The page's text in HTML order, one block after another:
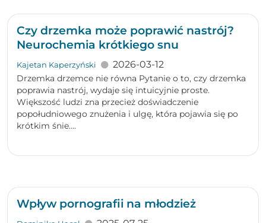
Czy drzemka może poprawić nastrój?
Neurochemia krótkiego snu
Kajetan Kaperzyński 2026-03-12
Drzemka drzemce nie równa Pytanie o to, czy drzemka
poprawia nastrój, wydaje się intuicyjnie proste.
Większość ludzi zna przecież doświadczenie
popołudniowego znużenia i ulgę, która pojawia się po
krótkim śnie....
Wpływ pornografii na młodzież